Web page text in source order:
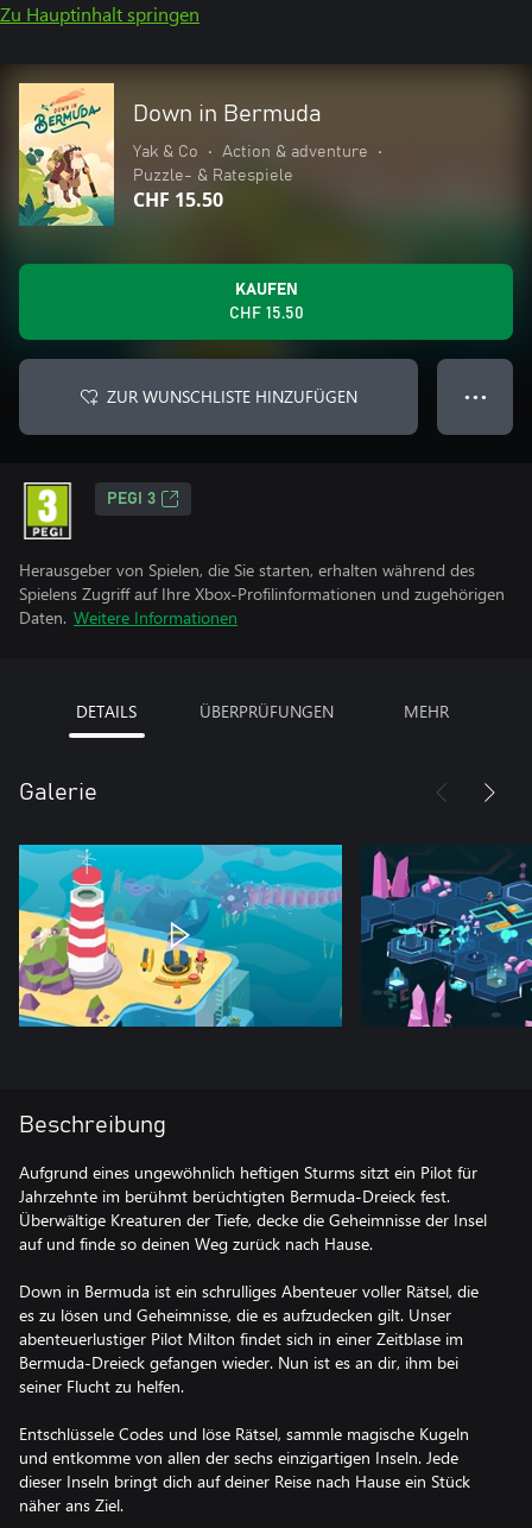
Zu Hauptinhalt springen
Down in Bermuda
Yak & Co • Action & adventure
•
Puzzle- & Ratespiele
CHF 15.50
KAUFEN
CHF 15.50
ZUR WUNSCHLISTE HINZUFÜGEN ● ● ●
PEGI 3
Herausgeber von Spielen, die Sie starten, erhalten während des
Spielens Zugriff auf Ihre Xbox-Profilinformationen und zugehörigen
Daten. Weitere Informationen
DETAILS ÜBERPRÜFUNGEN MEHR
Galerie
Beschreibung
Aufgrund eines ungewöhnlich heftigen Sturms sitzt ein Pilot für
Jahrzehnte im berühmt berüchtigten Bermuda-Dreieck fest.
Überwältige Kreaturen der Tiefe, decke die Geheimnisse der Insel
auf und finde so deinen Weg zurück nach Hause.
Down in Bermuda ist ein schrulliges Abenteuer voller Rätsel, die
es zu lösen und Geheimnisse, die es aufzudecken gilt. Unser
abenteuerlustiger Pilot Milton findet sich in einer Zeitblase im
Bermuda-Dreieck gefangen wieder. Nun ist es an dir, ihm bei
seiner Flucht zu helfen.
Entschlüssele Codes und löse Rätsel, sammle magische Kugeln
und entkomme von allen der sechs einzigartigen Inseln. Jede
dieser Inseln bringt dich auf deiner Reise nach Hause ein Stück
näher ans Ziel.